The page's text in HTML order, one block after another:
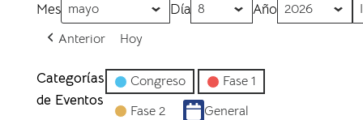
Mes Día Año
Anterior Hoy
Categorías
de Eventos
Congreso
Fase 1
Fase 2
General